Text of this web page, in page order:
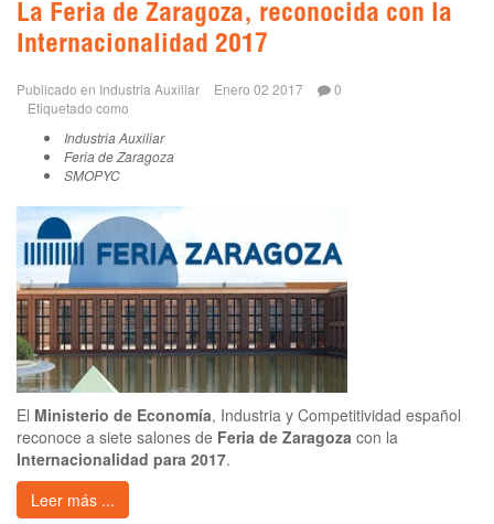
La Feria de Zaragoza, reconocida con la
Internacionalidad 2017
Publicado en Industria Auxiliar Enero 02 2017
0
Etiquetado como
Industria Auxiliar
Feria de Zaragoza
SMOPYC
El Ministerio de Economía, Industria y Competitividad español
reconoce a siete salones de Feria de Zaragoza con la
Internacionalidad para 2017.
Leer más ...